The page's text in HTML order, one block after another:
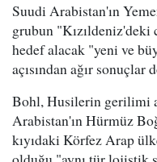
Suudi Arabistan'ın
grubun "Kızıldeniz'deki
hedef alacak "yeni ve
açısından ağır sonuçlar
Bohl, Husilerin gerilimi
Arabistan'ın Hürmüz
kıyıdaki Körfez Arap